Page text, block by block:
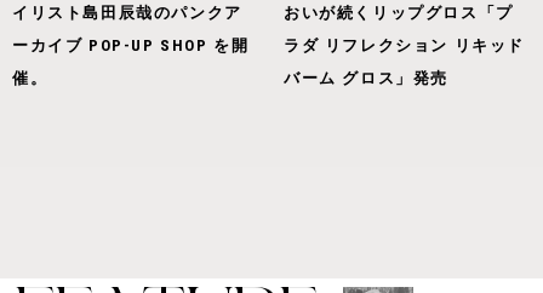
イリスト島田辰哉のパンクア
ーカイブ POP-UP SHOP を開
催。
おいが続くリップグロス「プ
ラダ リフレクション リキッド
バーム グロス」発売